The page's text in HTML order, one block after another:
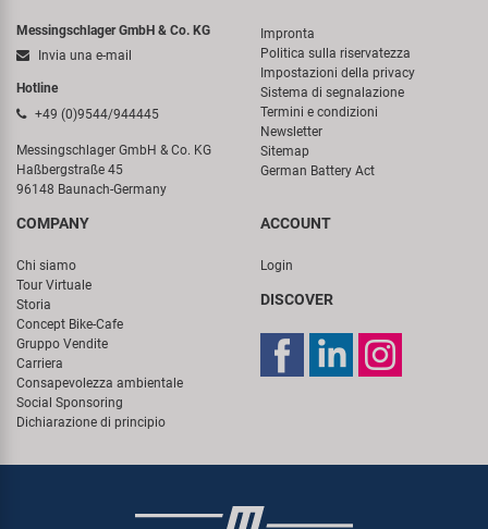
Messingschlager GmbH & Co. KG
Invia una e-mail
Hotline
+49 (0)9544/944445
Messingschlager GmbH & Co. KG
Haßbergstraße 45
96148 Baunach-Germany
Impronta
Politica sulla riservatezza
Impostazioni della privacy
Sistema di segnalazione
Termini e condizioni
Newsletter
Sitemap
German Battery Act
COMPANY
Chi siamo
Tour Virtuale
Storia
Concept Bike-Cafe
Gruppo Vendite
Carriera
Consapevolezza ambientale
Social Sponsoring
Dichiarazione di principio
ACCOUNT
Login
DISCOVER